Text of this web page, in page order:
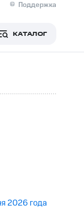
Поддержка
КАТАЛОГ
2026 года